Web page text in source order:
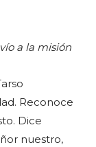
a la misión
Reconoce
Dice
nuestro,